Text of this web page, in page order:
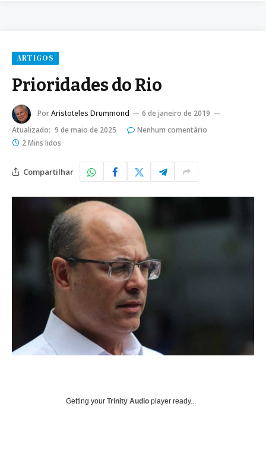
ARTIGOS
Prioridades do Rio
PorAristoteles Drummond
6 de janeiro de 2019
Atualizado: 9 de maio de 2025
Nenhum comentário
2 Mins lidos
Compartilhar
Getting your Trinity Audio player ready...